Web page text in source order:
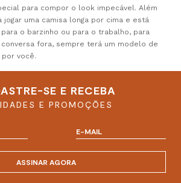
para compor o look impecável. Além
jogar uma camisa longa por cima e está
o barzinho ou para o trabalho, para
fora, sempre terá um modelo de
você.
SE E RECEBA
E PROMOÇÕES
ASSINAR AGORA